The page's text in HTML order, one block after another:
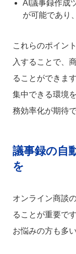
AI議事録作成
が可能であり
これらのポイン
入することで、
ることができま
集中できる環境
務効率化が期待
議事録の自
を
オンライン商談
ることが重要で
お悩みの方も多